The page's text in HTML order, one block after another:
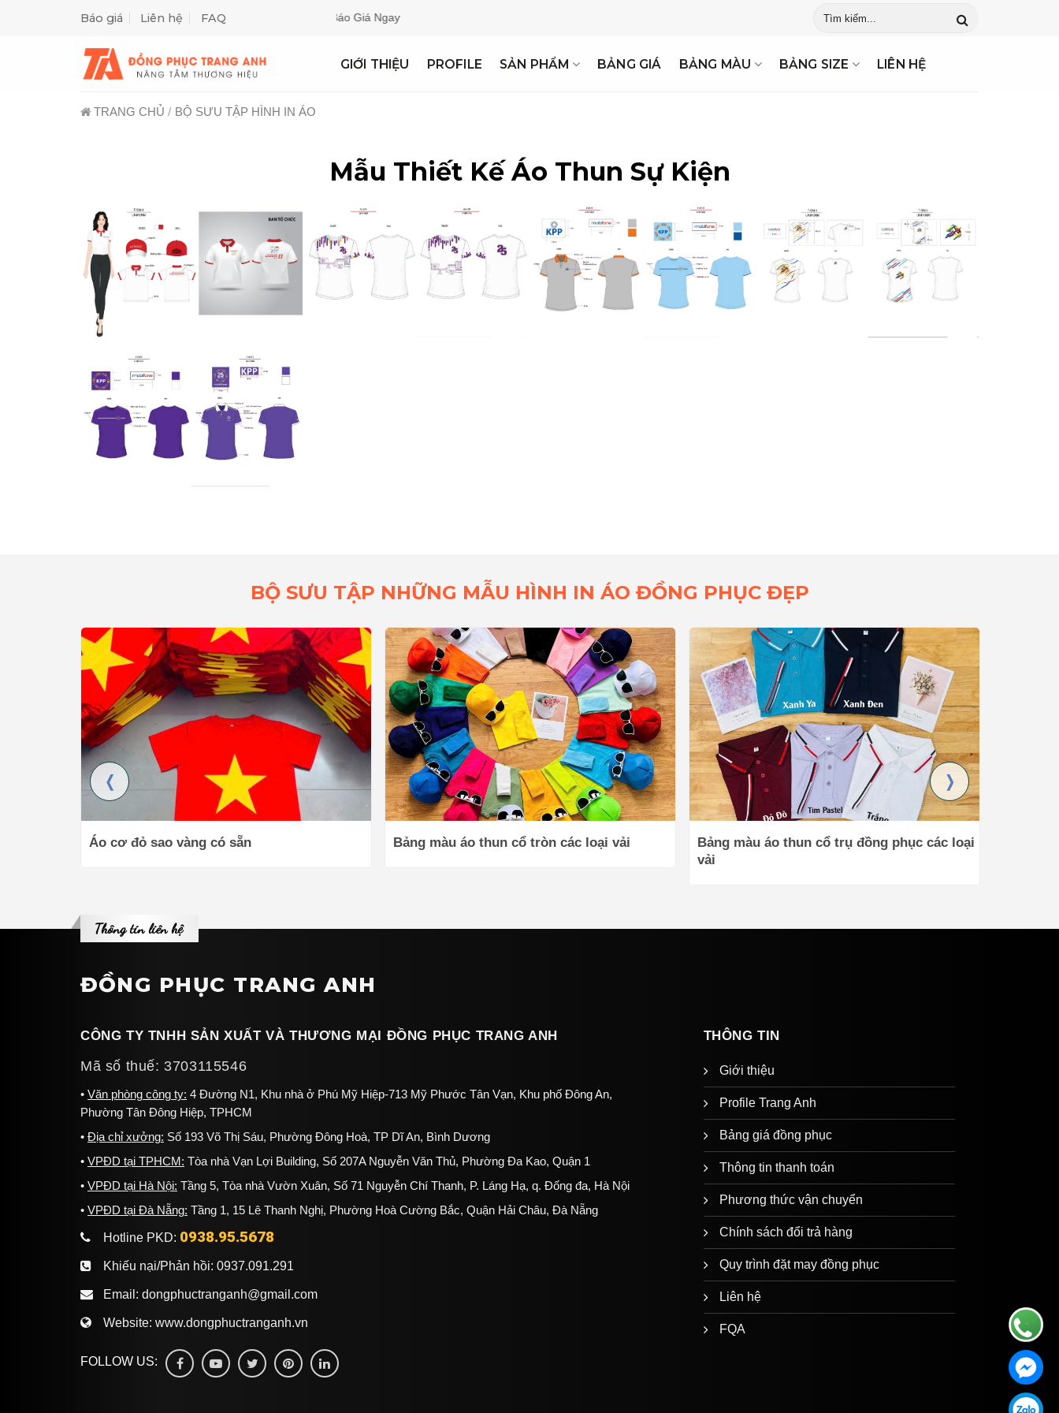
Báo giá Liên hệ FAQ
Miễn Phí Thiết Kế May Mẫu ✓ Giao Hàng Tận Nơi ✓ Gửi Báo Giá Ngay
GIỚI THIỆU PROFILE SẢN PHẨM BẢNG GIÁ BẢNG MÀU BẢNG SIZE LIÊN HỆ
TRANG CHỦ / BỘ SƯU TẬP HÌNH IN ÁO
Mẫu Thiết Kế Áo Thun Sự Kiện
BỘ SƯU TẬP NHỮNG MẪU HÌNH IN ÁO ĐỒNG PHỤC ĐẸP
Áo cơ đỏ sao vàng có sẵn Bảng màu áo thun cổ tròn các loại vải
Bảng màu áo thun cổ trụ đồng phục các loại
vải
Thông tin liên hệ
ĐỒNG PHỤC TRANG ANH
CÔNG TY TNHH SẢN XUẤT VÀ THƯƠNG MẠI ĐỒNG PHỤC TRANG ANH
Mã số thuế: 3703115546
Văn phòng công ty: 4 Đường N1, Khu nhà ở Phú Mỹ Hiệp-713 Mỹ Phước Tân Vạn, Khu phố Đông An,
Phường Tân Đông Hiệp, TPHCM
Địa chỉ xưởng: Số 193 Võ Thị Sáu, Phường Đông Hoà, TP Dĩ An, Bình Dương
VPĐD tại TPHCM: Tòa nhà Vạn Lợi Building, Số 207A Nguyễn Văn Thủ, Phường Đa Kao, Quận 1
VPĐD tại Hà Nội: Tầng 5, Tòa nhà Vườn Xuân, Số 71 Nguyễn Chí Thanh, P. Láng Hạ, q. Đống đa, Hà Nội
VPĐD tại Đà Nẵng: Tầng 1, 15 Lê Thanh Nghị, Phường Hoà Cường Bắc, Quận Hải Châu, Đà Nẵng
Hotline PKD: 0938.95.5678
Khiếu nại/Phản hồi: 0937.091.291
Email: dongphuctranganh@gmail.com
Website: www.dongphuctranganh.vn
FOLLOW US:
THÔNG TIN
Giới thiệu
Profile Trang Anh
Bảng giá đồng phục
Thông tin thanh toán
Phương thức vận chuyển
Chính sách đổi trả hàng
Quy trình đặt may đồng phục
Liên hệ
FQA